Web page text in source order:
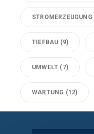
STROMERZEUGUNG
TIEFBAU (9)
UMWELT (7)
WARTUNG (12)